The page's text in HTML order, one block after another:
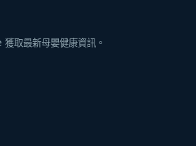
取最新母嬰健康資訊。